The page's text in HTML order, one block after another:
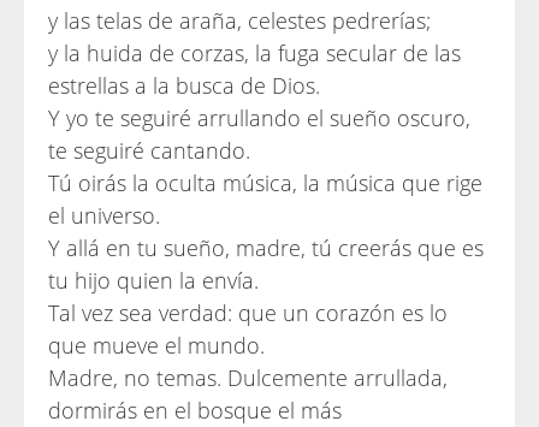
y las telas de araña, celestes pedrerías;
y la huida de corzas, la fuga secular de las
estrellas a la busca de Dios.
Y yo te seguiré arrullando el sueño oscuro,
te seguiré cantando.
Tú oirás la oculta música, la música que rige
el universo.
Y allá en tu sueño, madre, tú creerás que es
tu hijo quien la envía.
Tal vez sea verdad: que un corazón es lo
que mueve el mundo.
Madre, no temas. Dulcemente arrullada,
dormirás en el bosque el más